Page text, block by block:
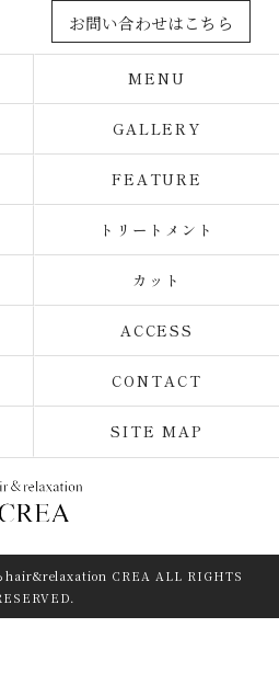
お問い合わせはこちら
MENU
GALLERY
FEATURE
トリートメント
カット
ACCESS
CONTACT
SITE MAP
hair&relaxation CREA ALL RIGHTS